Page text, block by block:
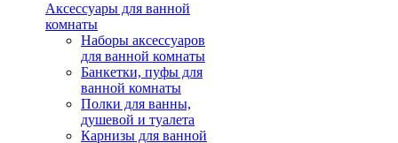
Аксессуары для ванной
комнаты
Наборы аксессуаров
для ванной комнаты
Банкетки, пуфы для
ванной комнаты
Полки для ванны,
душевой и туалета
Карнизы для ванной